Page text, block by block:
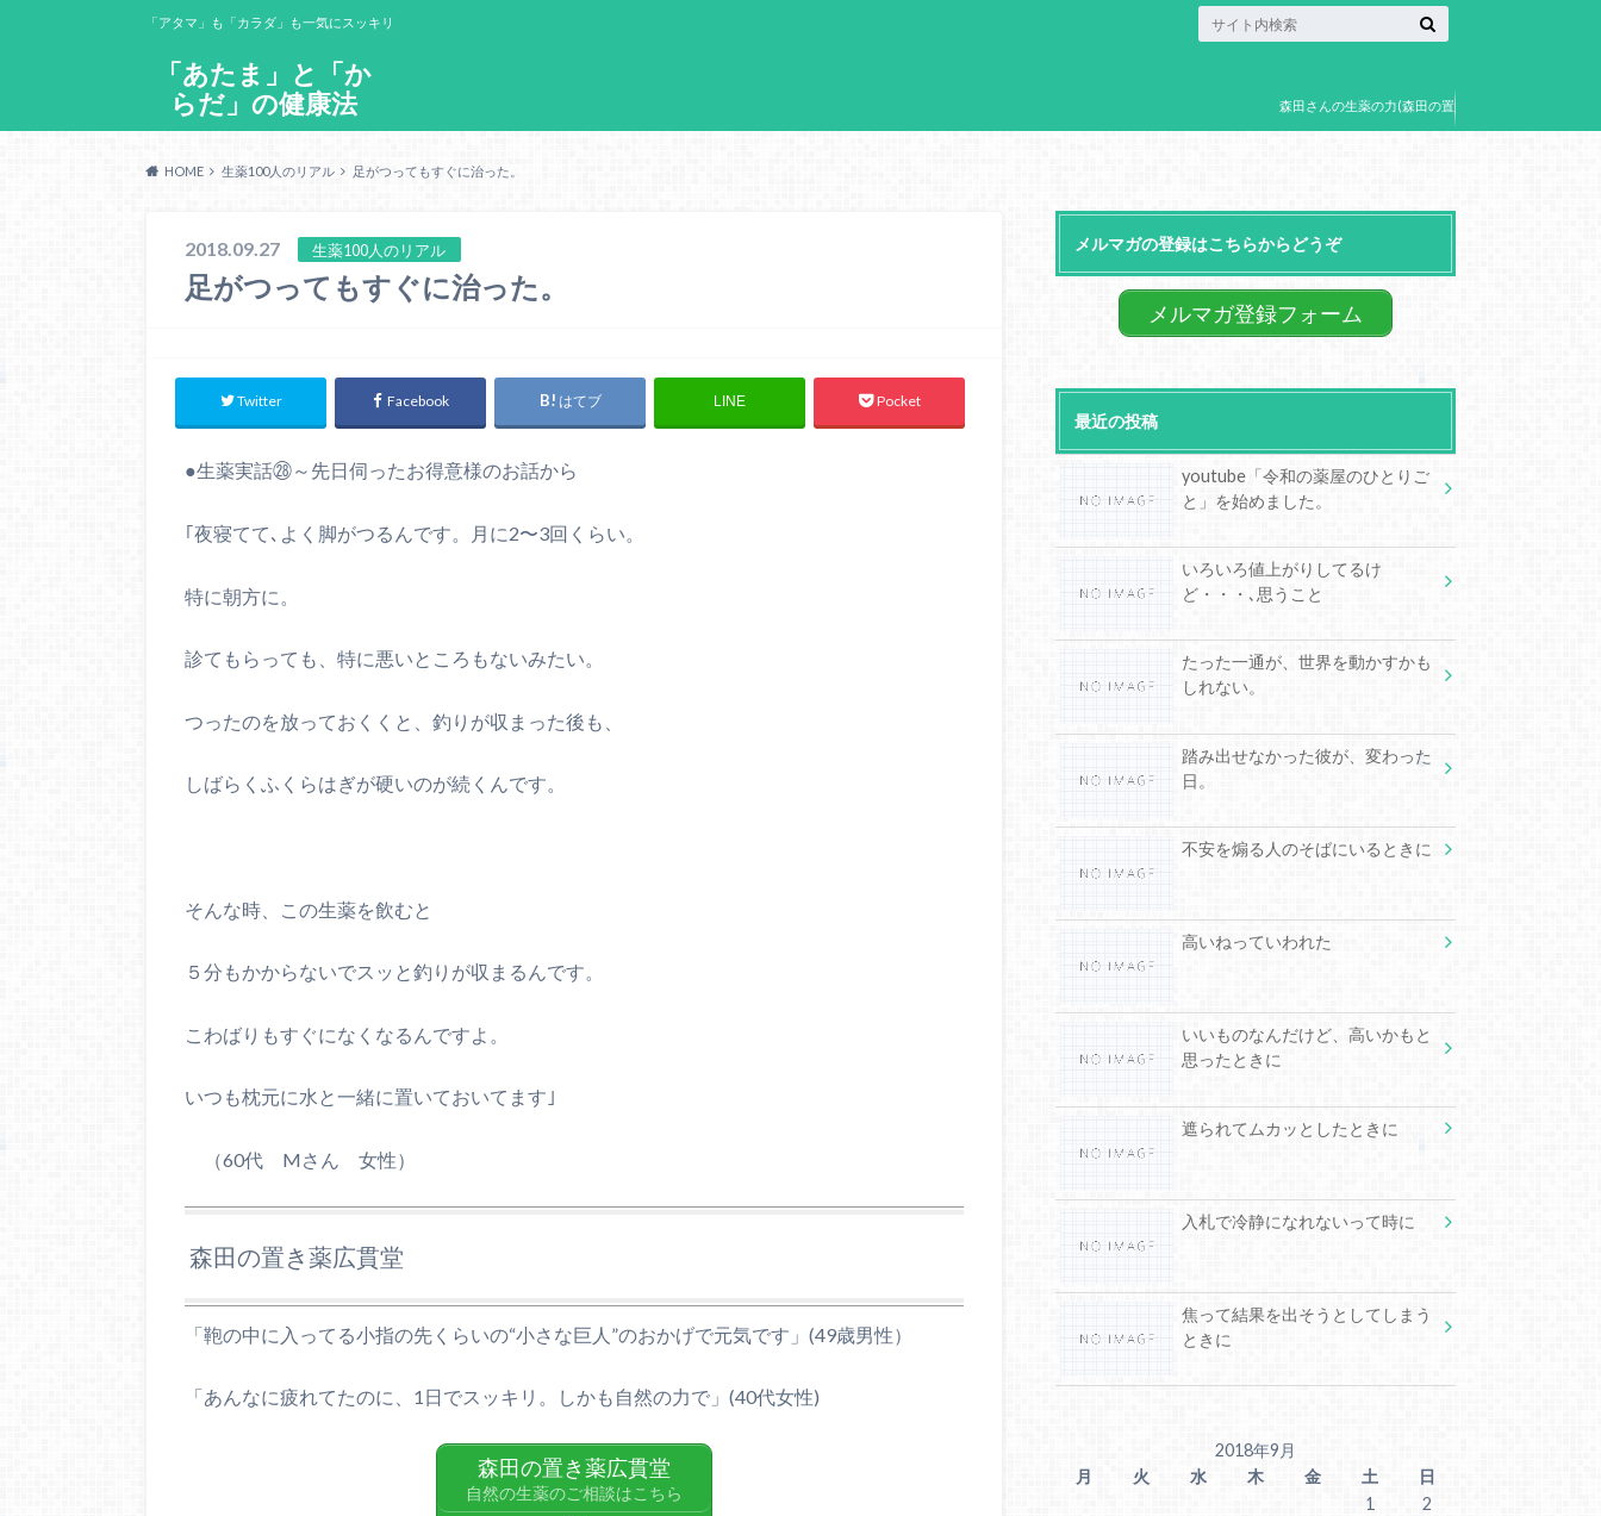
「あたま」と「か
らだ」の健康法
「アタマ」も「カラダ」も一気にスッキリ
森田さんの生薬の力(森田の置
HOME
生薬100人のリアル 足がつってもすぐに治った。
2018.09.27 生薬100人のリアル
足がつってもすぐに治った。
Twitter Facebook はてブ LINE Pocket
●生薬実話㉘～先日伺ったお得意様のお話から
｢夜寝てて､よく脚がつるんです。月に2〜3回くらい。
特に朝方に。
診てもらっても、特に悪いところもないみたい。
つったのを放っておくくと、釣りが収まった後も、
しばらくふくらはぎが硬いのが続くんです。
そんな時、この生薬を飲むと
５分もかからないでスッと釣りが収まるんです。
こわばりもすぐになくなるんですよ。
いつも枕元に水と一緒に置いておいてます｣
（60代 M さん 女性）
森田の置き薬広貫堂
「鞄の中に入ってる小指の先くらいの“小さな巨人”のおかげで元気です」(49歳男性）
「あんなに疲れてたのに、1日でスッキリ。しかも自然の力で」(40代女性)
森田の置き薬広貫堂
自然の生薬のご相談はこちら
メルマガの登録はこちらからどうぞ
メルマガ登録フォーム
最近の投稿
youtube「令和の薬屋のひとりご
と」を始めました。
いろいろ値上がりしてるけ
ど・・・､思うこと
たった一通が、世界を動かすかも
しれない。
踏み出せなかった彼が、変わった
日。
不安を煽る人のそばにいるときに
高いねっていわれた
いいものなんだけど、高いかもと
思ったときに
遮られてムカッとしたときに
入札で冷静になれないって時に
焦って結果を出そうとしてしまう
ときに
2018年9月
月
火 水 木 金 土
日
1
2